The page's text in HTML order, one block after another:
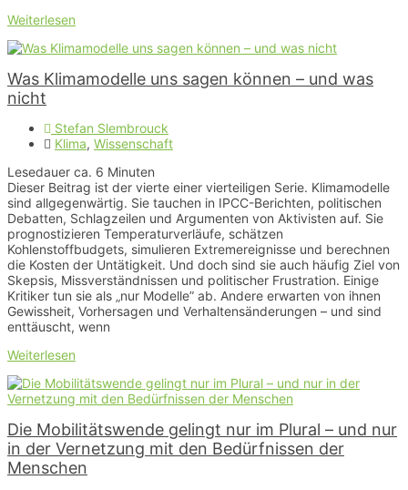
Weiterlesen
Was Klimamodelle uns sagen können – und was
nicht
Stefan Slembrouck
Klima, Wissenschaft
Lesedauer ca. 6 Minuten
Dieser Beitrag ist der vierte einer vierteiligen Serie. Klimamodelle
sind allgegenwärtig. Sie tauchen in IPCC-Berichten, politischen
Debatten, Schlagzeilen und Argumenten von Aktivisten auf. Sie
prognostizieren Temperaturverläufe, schätzen
Kohlenstoffbudgets, simulieren Extremereignisse und berechnen
die Kosten der Untätigkeit. Und doch sind sie auch häufig Ziel von
Skepsis, Missverständnissen und politischer Frustration. Einige
Kritiker tun sie als „nur Modelle” ab. Andere erwarten von ihnen
Gewissheit, Vorhersagen und Verhaltensänderungen – und sind
enttäuscht, wenn
Weiterlesen
Die Mobilitätswende gelingt nur im Plural – und nur
in der Vernetzung mit den Bedürfnissen der
Menschen